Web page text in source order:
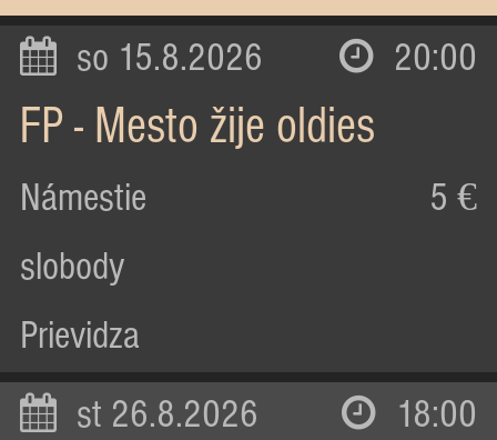
so 15.8.2026 20:00
FP - Mesto žije oldies
Námestie
slobody
Prievidza
5 €
st 26.8.2026 18:00